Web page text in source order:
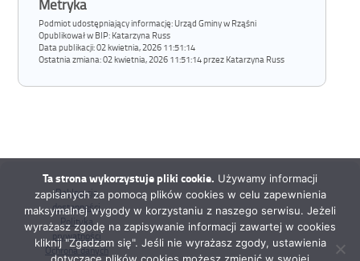
Metryka
Podmiot udostępniający informację: Urząd Gminy w Rząśni
Opublikował w BIP: Katarzyna Russ
Data publikacji:02 kwietnia, 2026 11:51:14
Ostatnia zmiana:02 kwietnia, 2026 11:51:14 przez Katarzyna Russ
Deklaracja
dostępności
Polityka
prywatności
Ochrona danych
Ta strona wykorzystuje pliki cookie. Używamy informacji
zapisanych za pomocą plików cookies w celu zapewnienia
maksymalnej wygody w korzystaniu z naszego serwisu. Jeżeli
wyrażasz zgodę na zapisywanie informacji zawartej w cookies
kliknij "Zgadzam się". Jeśli nie wyrażasz zgody, ustawienia